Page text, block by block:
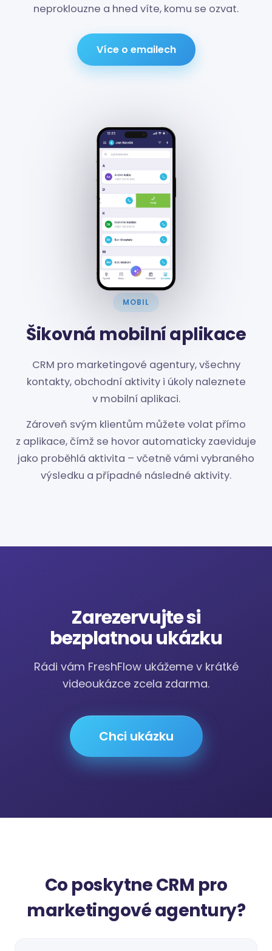
neproklouzne a hned víte, komu se ozvat.
Více o emailech
MOBIL
Šikovná mobilní aplikace
CRM pro marketingové agentury, všechny
kontakty, obchodní aktivity i úkoly naleznete
v mobilní aplikaci.
Zároveň svým klientům můžete volat přímo
z aplikace, čímž se hovor automaticky zaeviduje
jako proběhlá aktivita – včetně vámi vybraného
výsledku a případné následné aktivity.
Zarezervujte si
bezplatnou ukázku
Rádi vám FreshFlow ukážeme v krátké
videoukázce zcela zdarma.
Chci ukázku
Co poskytne CRM pro
marketingové agentury?